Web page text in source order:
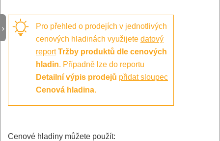
Pro přehled o prodejích v jednotlivých
cenových hladinách využijetedatový
report Tržby produktů dle cenových
hladin. Případně lze do reportu
Detailní výpis prodejů přidat sloupec
Cenová hladina.
Cenové hladiny můžete použít: